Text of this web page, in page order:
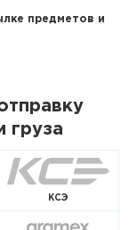
предметов и
груза
КСЭ